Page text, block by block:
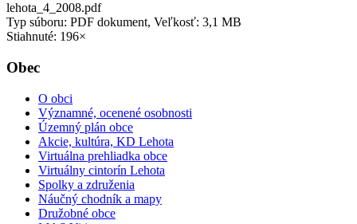
lehota_4_2008.pdf
Typ súboru: PDF dokument, Veľkosť: 3,1 MB
Stiahnuté: 196×
Obec
O obci
Významné, ocenené osobnosti
Územný plán obce
Akcie, kultúra, KD Lehota
Virtuálna prehliadka obce
Virtuálny cintorín Lehota
Spolky a združenia
Náučný chodník a mapy
Družobné obce